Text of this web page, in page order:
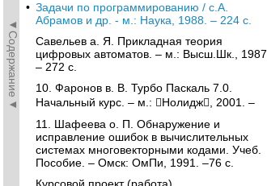
◄Содержание◄
• Задачи по программированию / с.А.
Абрамов и др. - м.: Наука, 1988. – 224 с.
Савельев а. Я. Прикладная теория
цифровых автоматов. – м.: Высш.Шк., 1987.
– 272 с.
10. Фаронов в. В. Турбо Паскаль 7.0.
Начальный курс. – м.: Нолидж, 2001. –
11. Шафеева о. П. Обнаружение и
исправление ошибок в вычислительных
системах многовекторными кодами. Учеб.
Пособие. – Омск: ОмПи, 1991. –76 с.